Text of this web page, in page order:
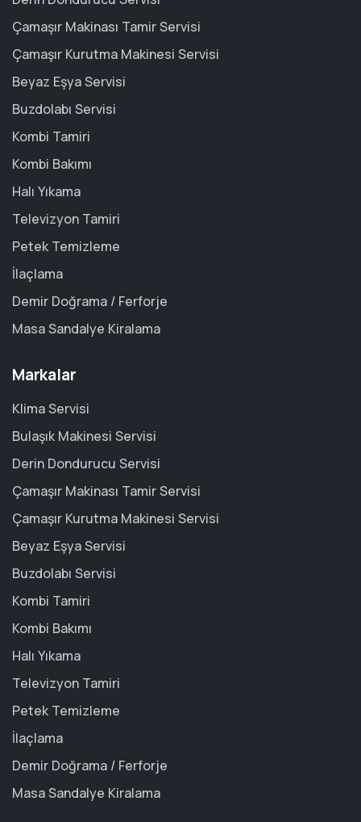
Çamaşır Makinası Tamir Servisi
Çamaşır Kurutma Makinesi Servisi
Beyaz Eşya Servisi
Buzdolabı Servisi
Kombi Tamiri
Kombi Bakımı
Halı Yıkama
Televizyon Tamiri
Petek Temizleme
İlaçlama
Demir Doğrama / Ferforje
Masa Sandalye Kiralama
Markalar
Klima Servisi
Bulaşık Makinesi Servisi
Derin Dondurucu Servisi
Çamaşır Makinası Tamir Servisi
Çamaşır Kurutma Makinesi Servisi
Beyaz Eşya Servisi
Buzdolabı Servisi
Kombi Tamiri
Kombi Bakımı
Halı Yıkama
Televizyon Tamiri
Petek Temizleme
İlaçlama
Demir Doğrama / Ferforje
Masa Sandalye Kiralama